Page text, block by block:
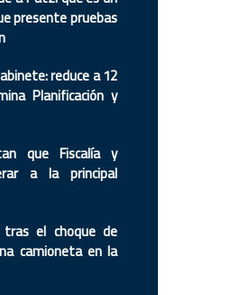
presente pruebas
reduce a 12
Planificación y
que Fiscalía y
a la principal
tras el choque de
camioneta en la